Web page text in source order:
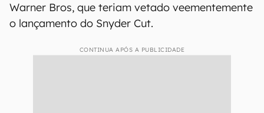
Warner Bros, que teriam vetado veementemente
o lançamento do Snyder Cut.
CONTINUA APÓS A PUBLICIDADE